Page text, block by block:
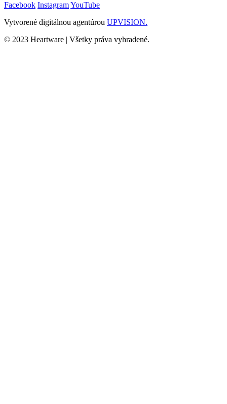
Facebook InstagramYouTube
Vytvorené digitálnou agentúrou UPVISION.
© 2023 Heartware | Všetky práva vyhradené.